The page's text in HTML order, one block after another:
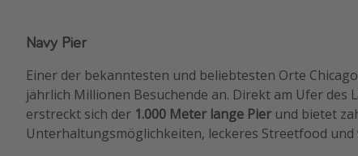
Navy Pier
Einer der bekanntesten und beliebtesten Orte
jährlich Millionen Besuchende an. Direkt am Ufer des
erstreckt sich der 1.000 Meter lange Pier und bietet
Unterhaltungsmöglichkeiten, leckeres Streetfood und